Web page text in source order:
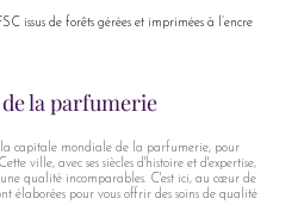
issus de forêts gérées et imprimées à l’encre
la parfumerie
capitale mondiale de la parfumerie, pour
ville, avec ses siècles d'histoire et d'expertise,
qualité incomparables. C'est ici, au cœur de
élaborées pour vous offrir des soins de qualité